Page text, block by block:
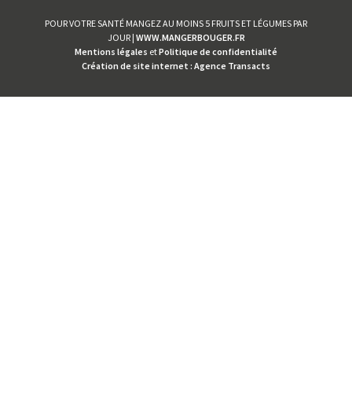
POUR VOTRE SANTÉ MANGEZ AU MOINS 5 FRUITS ET LÉGUMES PAR
JOUR | WWW.MANGERBOUGER.FR
Mentions légales etPolitique de confidentialité
Création de site internet : Agence Transacts